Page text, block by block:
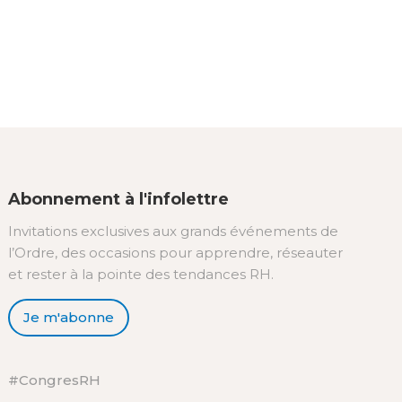
Abonnement à l'infolettre
Invitations exclusives aux grands événements de
l’Ordre, des occasions pour apprendre, réseauter
et rester à la pointe des tendances RH.
Je m'abonne
#CongresRH